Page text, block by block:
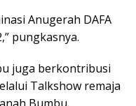
Anugerah DAFA
pungkasnya.
juga berkontribusi
Talkshow remaja